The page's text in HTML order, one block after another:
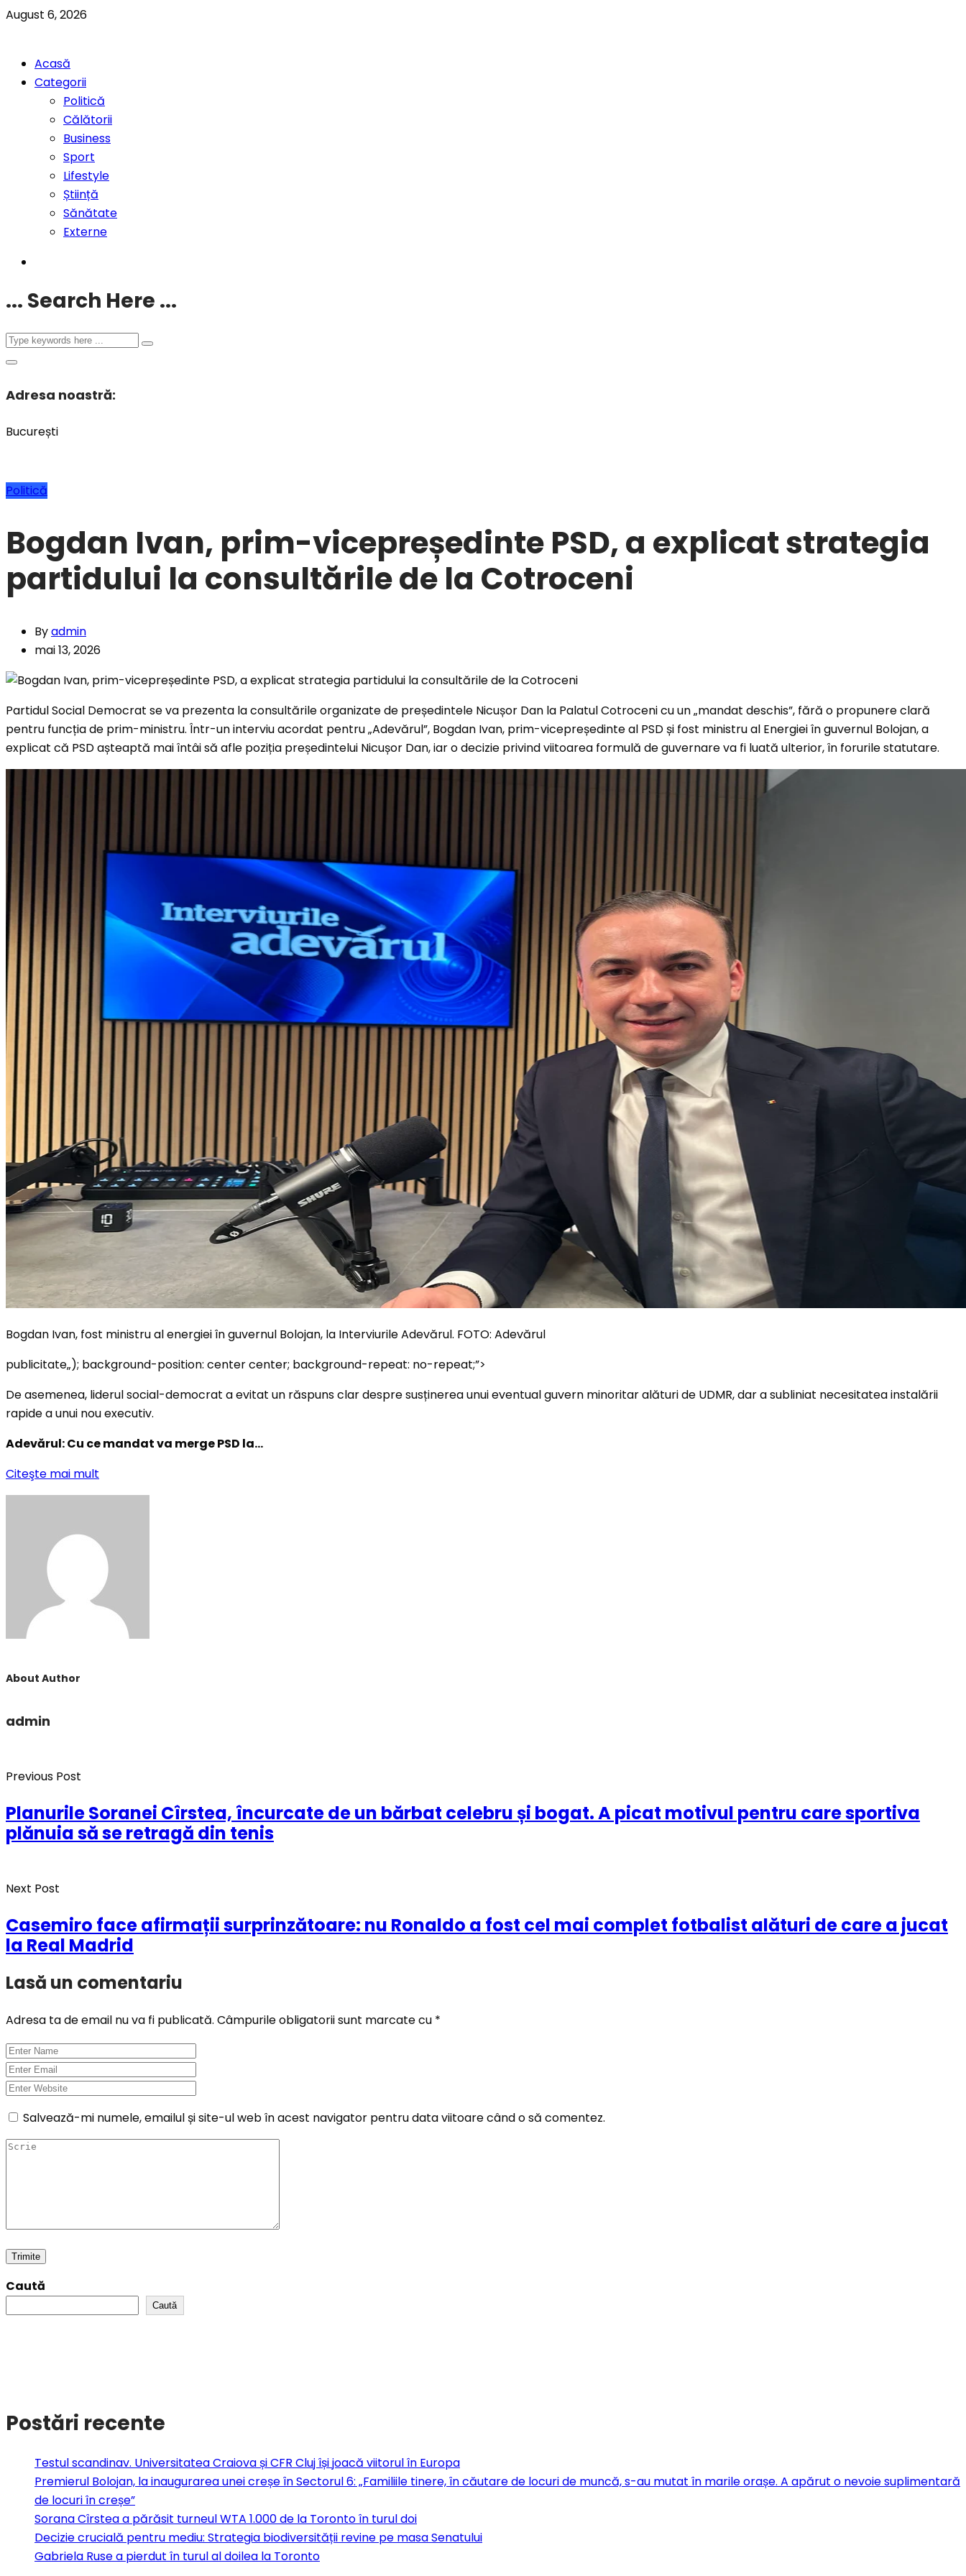
August 6, 2026
Acasă
Categorii
Politică
Călătorii
Business
Sport
Lifestyle
Știință
Sănătate
Externe
... Search Here ...
Adresa noastră:
București
Politică
Bogdan Ivan, prim-vicepreședinte PSD, a explicat strategia
partidului la consultările de la Cotroceni
Byadmin
mai 13, 2026
Partidul Social Democrat se va prezenta la consultările organizate de președintele Nicușor Dan la Palatul Cotroceni cu un „mandat deschis”, fără o propunere clară
pentru funcția de prim-ministru. Într-un interviu acordat pentru „Adevărul”, Bogdan Ivan, prim-vicepreședinte al PSD și fost ministru al Energiei în guvernul Bolojan, a
explicat că PSD așteaptă mai întâi să afle poziția președintelui Nicușor Dan, iar o decizie privind viitoarea formulă de guvernare va fi luată ulterior, în forurile statutare.
Bogdan Ivan, fost ministru al energiei în guvernul Bolojan, la Interviurile Adevărul. FOTO: Adevărul
publicitate„); background-position: center center; background-repeat: no-repeat;”>
De asemenea, liderul social-democrat a evitat un răspuns clar despre susținerea unui eventual guvern minoritar alături de UDMR, dar a subliniat necesitatea instalării
rapide a unui nou executiv.
Adevărul: Cu ce mandat va merge PSD la…
Citeşte mai mult
About Author
admin
Previous Post
Planurile Soranei Cîrstea, încurcate de un bărbat celebru și bogat. A picat motivul pentru care sportiva
plănuia să se retragă din tenis
Next Post
Casemiro face afirmații surprinzătoare: nu Ronaldo a fost cel mai complet fotbalist alături de care a jucat
la Real Madrid
Lasă un comentariu
Adresa ta de email nu va fi publicată. Câmpurile obligatorii sunt marcate cu *
Salvează-mi numele, emailul și site-ul web în acest navigator pentru data viitoare când o să comentez.
Caută
Caută
Postări recente
Testul scandinav. Universitatea Craiova și CFR Cluj își joacă viitorul în Europa
Premierul Bolojan, la inaugurarea unei creșe în Sectorul 6: „Familiile tinere, în căutare de locuri de muncă, s-au mutat în marile orașe. A apărut o nevoie suplimentară
de locuri în creșe”
Sorana Cîrstea a părăsit turneul WTA 1.000 de la Toronto în turul doi
Decizie crucială pentru mediu: Strategia biodiversității revine pe masa Senatului
Gabriela Ruse a pierdut în turul al doilea la Toronto